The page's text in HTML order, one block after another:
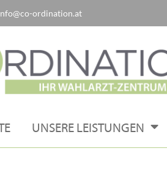
ordination.at
UNSERE LEISTUNGEN